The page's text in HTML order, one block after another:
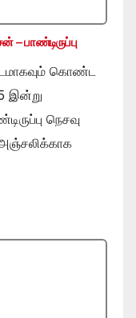
பாண்டிருப்பு
கொண்ட
இன்று
நெசவு